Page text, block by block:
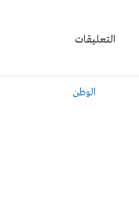
التعليقات
الوطن